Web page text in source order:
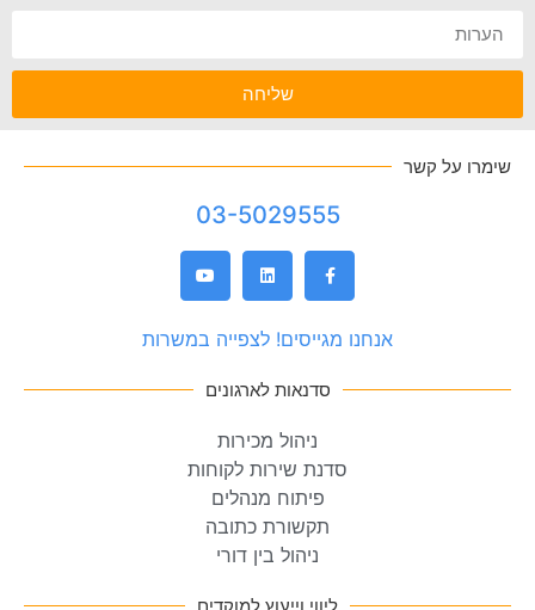
שליחה
שימרו על קשר
03-5029555
אנחנו מגייסים! לצפייה במשרות
סדנאות לארגונים
ניהול מכירות
סדנת שירות לקוחות
פיתוח מנהלים
תקשורת כתובה
ניהול בין דורי